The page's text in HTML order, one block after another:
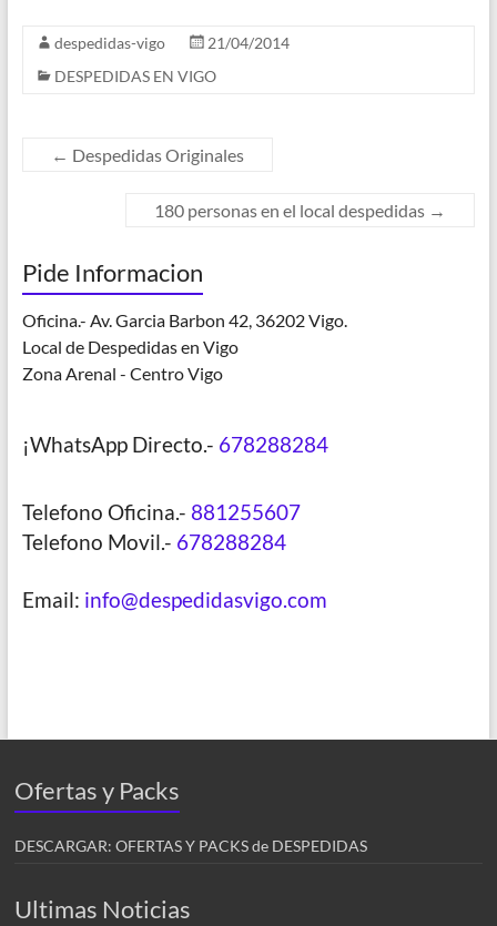
despedidas-vigo
21/04/2014
DESPEDIDAS EN VIGO
← Despedidas Originales
180 personas en el local despedidas →
Pide Informacion
Oficina.- Av. Garcia Barbon 42, 36202 Vigo.
Local de Despedidas en Vigo
Zona Arenal - Centro Vigo
¡WhatsApp Directo.- 678288284
Telefono Oficina.- 881255607
Telefono Movil.- 678288284
Email: info@despedidasvigo.com
Ofertas y Packs
DESCARGAR: OFERTAS Y PACKS de DESPEDIDAS
Ultimas Noticias